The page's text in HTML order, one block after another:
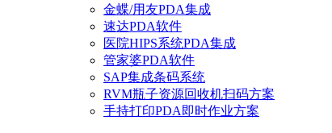
金蝶/用友PDA集成
速达PDA软件
医院HIPS系统PDA集成
管家婆PDA软件
SAP集成条码系统
RVM瓶子资源回收机扫码方案
手持打印PDA即时作业方案